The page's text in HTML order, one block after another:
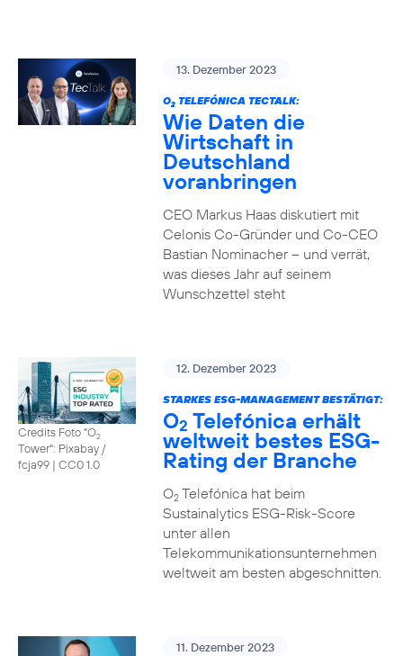
13. Dezember 2023
O2TELEFÓNICA TECTALK:
Wie Daten die
Wirtschaft in
Deutschland
voranbringen
CEO Markus Haas diskutiert mit
Celonis Co-Gründer und Co-CEO
Bastian Nominacher – und verrät,
was dieses Jahr auf seinem
Wunschzettel steht
Credits Foto "O2
Tower": Pixabay /
fcja99 | CC0 1.0
12. Dezember 2023
STARKES ESG-MANAGEMENT BESTÄTIGT:
O2 Telefónica erhält
weltweit bestes ESG-
Rating der Branche
O2Telefónica hat beim
Sustainalytics ESG-Risk-Score
unter allen
Telekommunikationsunternehmen
weltweit am besten abgeschnitten.
11. Dezember 2023